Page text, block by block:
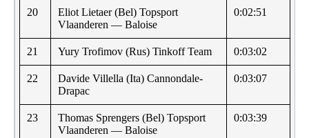
20
Eliot Lietaer (Bel) Topsport
Vlaanderen — Baloise
0:02:51
21 Yury Trofimov (Rus) Tinkoff Team 0:03:02
22
Davide Villella (Ita) Cannondale-
Drapac
0:03:07
23
Thomas Sprengers (Bel) Topsport
Vlaanderen — Baloise
0:03:39